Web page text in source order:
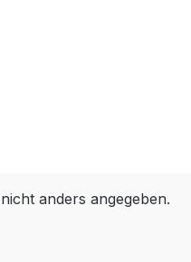
anders angegeben.